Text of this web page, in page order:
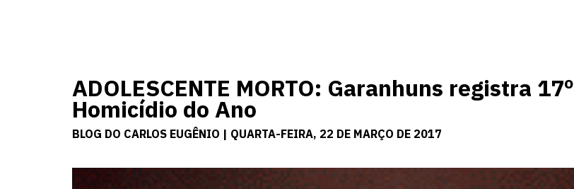
ADOLESCENTE MORTO: Garanhuns registra 17º
Homicídio do Ano
BLOG DO CARLOS EUGÊNIO | QUARTA-FEIRA, 22 DE MARÇO DE 2017